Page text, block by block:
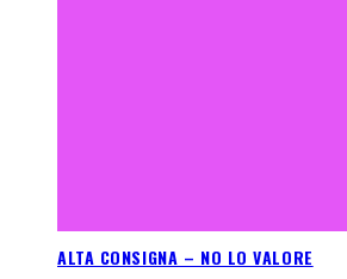
ALTA CONSIGNA – NO LO VALORE